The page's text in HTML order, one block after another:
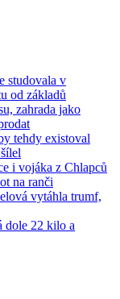
studovala v
od základů
zahrada jako
tehdy existoval
i vojáka z Chlapců
na ranči
vytáhla trumf,
dole 22 kilo a